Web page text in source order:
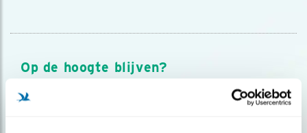
Op de hoogte blijven?
Meld je aan en ontvang nieuws, inspiratie, acties en tips
over vogels en activiteiten van Vogelbescherming.